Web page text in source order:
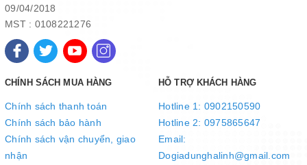
09/04/2018
MST : 0108221276
CHÍNH SÁCH MUA HÀNG
Chính sách thanh toán
Chính sách bảo hành
Chính sách vận chuyển, giao
nhận
HỖ TRỢ KHÁCH HÀNG
Hotline 1: 0902150590
Hotline 2: 0975865647
Email:
Dogiadunghalinh@gmail.com